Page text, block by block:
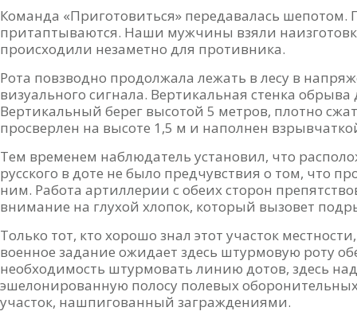
Команда «Приготовиться» передавалась
притаптываются. Наши мужчины взяли
происходили незаметно для противника.
Рота повзводно продолжала лежать в лесу в
визуального сигнала. Вертикальная стенка
Вертикальный берег высотой 5 метров, плотно
просверлен на высоте 1,5 м и наполнен
Тем временем наблюдатель установил, что
русского в доте не было предчувствия о том, что
ним. Работа артиллерии с обеих сторон
внимание на глухой хлопок, который вызовет
Только тот, кто хорошо знал этот участок
военное задание ожидает здесь штурмовую роту
необходимость штурмовать линию дотов, здесь
эшелонированную полосу полевых
участок, нашпигованный заграждениями.